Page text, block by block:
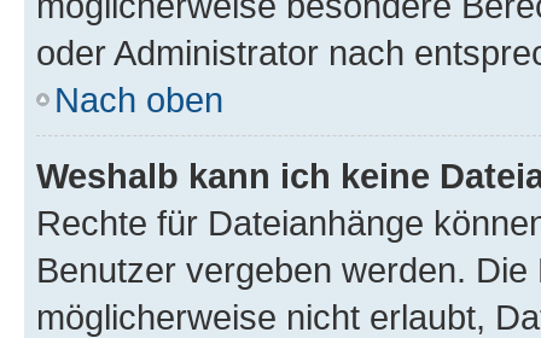
oder Administrator nach
Nach oben
Weshalb kann ich keine
Rechte für Dateianhänge
Benutzer vergeben werden.
möglicherweise nicht erlaubt,